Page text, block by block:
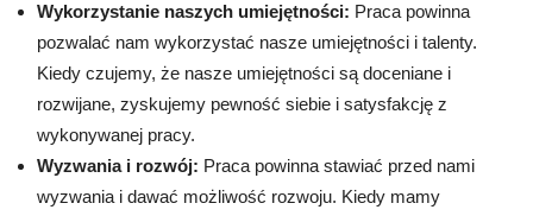
Wykorzystanie naszych umiejętności: Praca powinna
pozwalać nam wykorzystać nasze umiejętności i talenty.
Kiedy czujemy, że nasze umiejętności są doceniane i
rozwijane, zyskujemy pewność siebie i satysfakcję z
wykonywanej pracy.
Wyzwania i rozwój: Praca powinna stawiać przed nami
wyzwania i dawać możliwość rozwoju. Kiedy mamy